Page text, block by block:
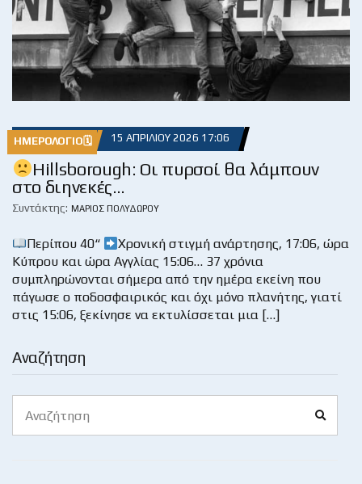
Αναζήτηση
for:
ΗΜΕΡΟΛΌΓΙΟ🗓 15 ΑΠΡΙΛΊΟΥ 2026 17:06
Hillsborough: Οι πυρσοί θα λάμπουν
στο διηνεκές…
Συντάκτης: ΜΆΡΙΟΣ ΠΟΛΥΔΏΡΟΥ
Περίπου 40“
Χρονική στιγμή ανάρτησης, 17:06, ώρα
Κύπρου και ώρα Αγγλίας 15:06… 37 χρόνια
συμπληρώνονται σήμερα από την ημέρα εκείνη που
πάγωσε ο ποδοσφαιρικός και όχι μόνο πλανήτης, γιατί
στις 15:06, ξεκίνησε να εκτυλίσσεται μια […]